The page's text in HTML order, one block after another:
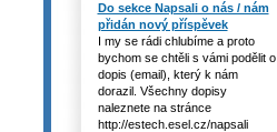
Do sekce Napsali o nás / nám
přidán nový příspěvek
I my se rádi chlubíme a proto
bychom se chtěli s vámi podělit o
dopis (email), který k nám
dorazil. Všechny dopisy
naleznete na stránce
http://estech.esel.cz/napsali